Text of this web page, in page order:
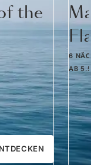
the
6
AB